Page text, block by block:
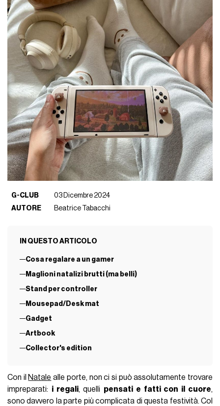
G-CLUB
03 Dicembre 2024
AUTORE
Beatrice Tabacchi
IN QUESTO ARTICOLO
Cosa regalare a un gamer
Maglioni natalizi brutti (ma belli)
Stand per controller
Mousepad/Desk mat
Gadget
Artbook
Collector's edition
Con il Natale alle porte, non ci si può assolutamente trovare
impreparati: i regali, quelli pensati e fatti con il cuore,
sono davvero la parte più complicata di questa festività. Col